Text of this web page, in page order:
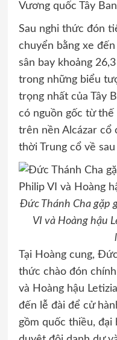
Vương quốc Tây
Sau nghi thức đón
chuyển bằng xe
sân bay khoảng
trong những biểu
trọng nhất của Tây
có nguồn gốc từ
trên nền Alcázar cổ
thời Trung cổ về
Đức Thánh Cha gặp
VI và Hoàng hậu
Tại Hoàng cung,
thức chào đón
và Hoàng hậu
đến lễ đài để cử
gồm quốc thiều, đại